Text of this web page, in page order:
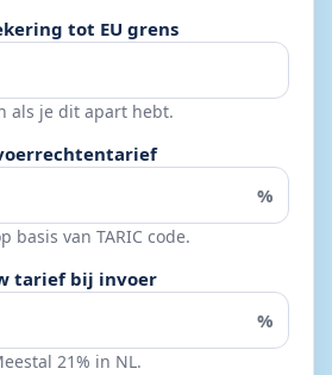
tot EU grens
als je dit apart hebt.
%
basis van TARIC code.
tarief bij invoer
%
21% in NL.